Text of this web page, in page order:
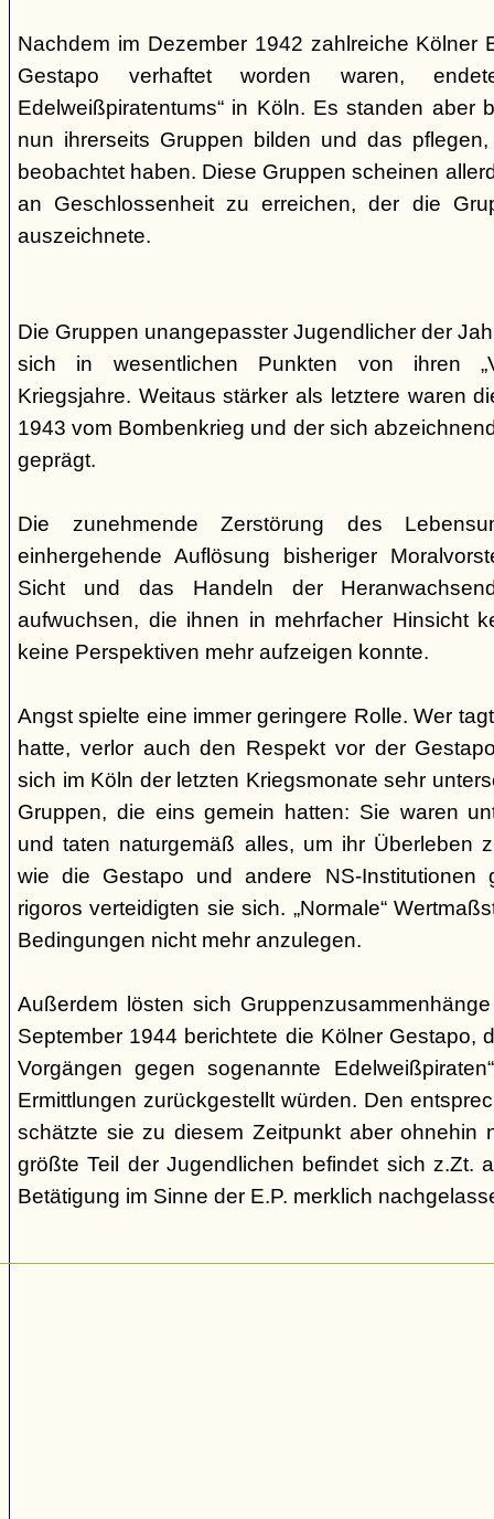
Nachdem im Dezember 1942 zahlreiche Kölner
Gestapo verhaftet worden waren,
Edelweißpiratentums“ in Köln. Es standen aber
nun ihrerseits Gruppen bilden und das
beobachtet haben. Diese Gruppen scheinen
an Geschlossenheit zu erreichen, der die
auszeichnete.
Die Gruppen unangepasster Jugendlicher der
sich in wesentlichen Punkten von ihren
Kriegsjahre. Weitaus stärker als letztere waren
1943 vom Bombenkrieg und der sich
geprägt.
Die zunehmende Zerstörung des
einhergehende Auflösung bisheriger
Sicht und das Handeln der
aufwuchsen, die ihnen in mehrfacher Hinsicht
keine Perspektiven mehr aufzeigen konnte.
Angst spielte eine immer geringere Rolle. Wer
hatte, verlor auch den Respekt vor der
sich im Köln der letzten Kriegsmonate sehr
Gruppen, die eins gemein hatten: Sie waren
und taten naturgemäß alles, um ihr Überleben
wie die Gestapo und andere NS-Institutionen
rigoros verteidigten sie sich. „Normale“
Bedingungen nicht mehr anzulegen.
Außerdem lösten sich
September 1944 berichtete die Kölner Gestapo,
Vorgängen gegen sogenannte
Ermittlungen zurückgestellt würden. Den
schätzte sie zu diesem Zeitpunkt aber ohnehin
größte Teil der Jugendlichen befindet sich z.Zt.
Betätigung im Sinne der E.P. merklich